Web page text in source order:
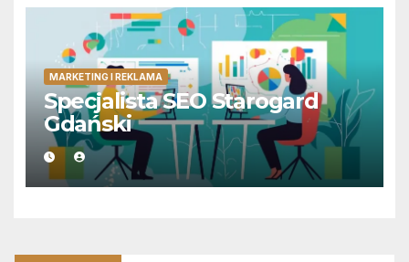
MARKETING I REKLAMA
Specjalista SEO Starogard
Gdański